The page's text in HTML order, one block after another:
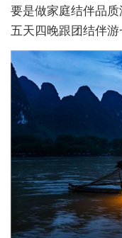
要是做家庭结伴品
五天四晚跟团结伴游